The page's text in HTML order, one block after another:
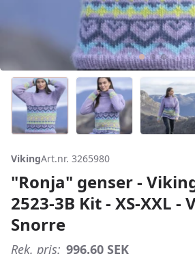
VikingArt.nr. 3265980
"Ronja" genser -
2523-3B Kit - XS-XXL -
Snorre
Rek. pris: 996.60SEK